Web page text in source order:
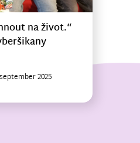
na život.“
2025